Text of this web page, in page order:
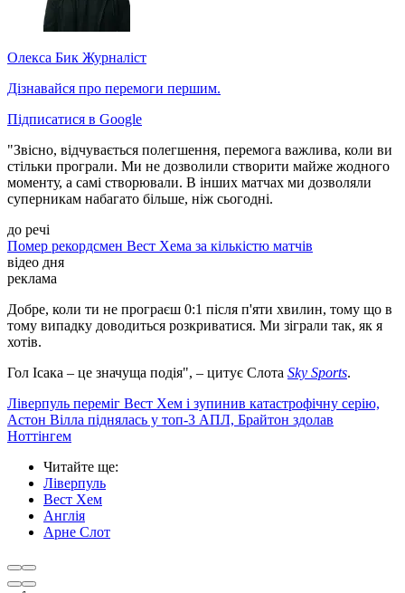
Олекса Бик Журналіст
Дізнавайся про перемоги першим.
Підписатися в Google
"Звісно, відчувається полегшення, перемога важлива, коли ви
стільки програли. Ми не дозволили створити майже жодного
моменту, а самі створювали. В інших матчах ми дозволяли
суперникам набагато більше, ніж сьогодні.
до речі
Помер рекордсмен Вест Хема за кількістю матчів
відео дня
реклама
Добре, коли ти не програєш 0:1 після п'яти хвилин, тому що в
тому випадку доводиться розкриватися. Ми зіграли так, як я
хотів.
Гол Ісака – це значуща подія", – цитує Слота Sky Sports.
Ліверпуль переміг Вест Хем і зупинив катастрофічну серію,
Астон Вілла піднялась у топ-3 АПЛ, Брайтон здолав
Ноттінгем
Читайте ще:
Ліверпуль
Вест Хем
Англія
Арне Слот